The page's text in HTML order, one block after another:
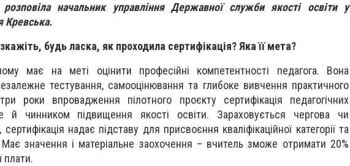
начальник управління Державної служби якості освіти у
Кревська.
будь ласка, як проходила сертифікація? Яка її мета?
має на меті оцінити професійні компетентності педагога. Вона
тестування, самооцінювання та глибоке вивчення практичного
роки впровадження пілотного проєкту сертифікація педагогічних
й чинником підвищення якості освіти. Зараховується чергова чи
сертифікація надає підставу для присвоєння кваліфікаційної категорії та
Має значення і матеріальне заохочення – вчитель зможе отримати 20%
плати.